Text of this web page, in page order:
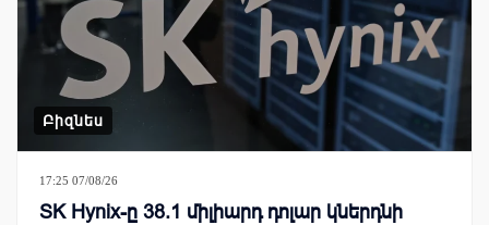
Բիզնես
17:25 07/08/26
SK Hynix-ը 38.1 միլիարդ դոլար կներդնի